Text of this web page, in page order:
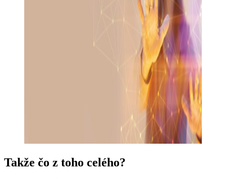
Takže čo z toho celého?